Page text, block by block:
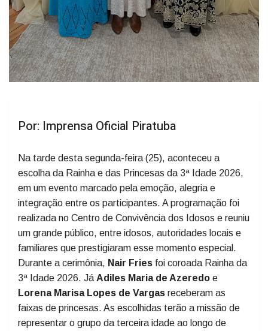
Por: Imprensa Oficial Piratuba
Na tarde desta segunda-feira (25), aconteceu a
escolha da Rainha e das Princesas da 3ª Idade 2026,
em um evento marcado pela emoção, alegria e
integração entre os participantes. A programação foi
realizada no Centro de Convivência dos Idosos e reuniu
um grande público, entre idosos, autoridades locais e
familiares que prestigiaram esse momento especial.
Durante a cerimônia,Nair Friesfoi coroada Rainha da
3ª Idade 2026. JáAdiles Maria de Azeredoe